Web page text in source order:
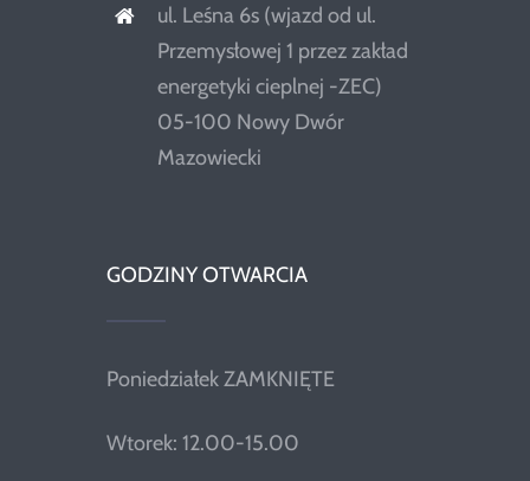
ul. Leśna 6s (wjazd od ul.
Przemysłowej 1 przez zakład
energetyki cieplnej -ZEC)
05-100 Nowy Dwór
Mazowiecki
GODZINY OTWARCIA
Poniedziałek ZAMKNIĘTE
Wtorek: 12.00-15.00